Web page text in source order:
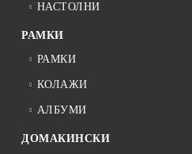
НАСТОЛНИ
РАМКИ
РАМКИ
КОЛАЖИ
АЛБУМИ
ДОМАКИНСКИ